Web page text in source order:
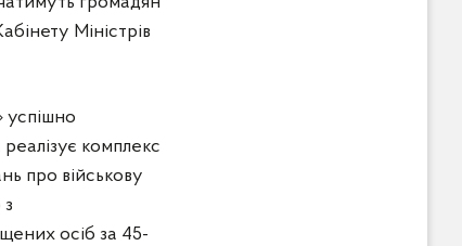
Міністрів
успішно
комплекс
про військову
осіб за 45-